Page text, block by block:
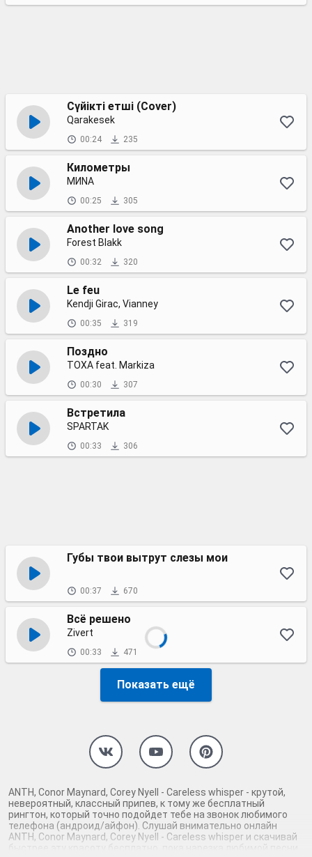
Сүйікті етші (Cover)
Qarakesek
00:24 235
Километры
МИNA
00:25 305
Another love song
Forest Blakk
00:32 320
Le feu
Kendji Girac, Vianney
00:35 319
Поздно
ТОХА feat. Markiza
00:30 307
Встретила
SPARTAK
00:33 306
Губы твои вытрут слезы мои
00:37 670
Всё решено
Zivert
00:33 471
Показать ещё
ANTH, Conor Maynard, Corey Nyell - Careless whisper - крутой,
невероятный, классный припев, к тому же бесплатный
рингтон, который точно подойдет тебе на звонок любимого
телефона (андроид/айфон). Слушай внимательно онлайн
ANTH, Conor Maynard, Corey Nyell - Careless whisper и скачивай
быстрее эту красоту бесплатно, пока нарезка любимой песни